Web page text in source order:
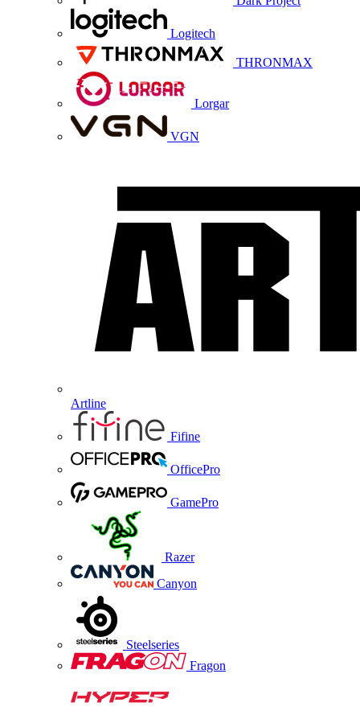
Logitech
THRONMAX
Lorgar
VGN
Artline
Fifine
OfficePro
GamePro
Razer
Canyon
Steelseries
Fragon